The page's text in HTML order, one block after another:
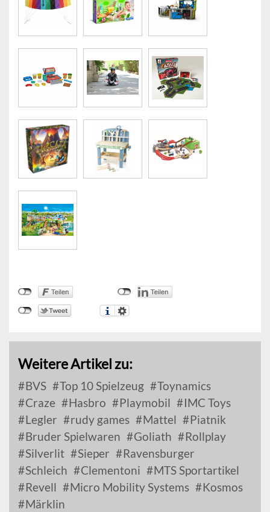
Weitere Artikel zu:
BVS Top 10 Spielzeug
Toynamics
Craze
Hasbro Playmobil
IMC Toys
Legler
rudy games Mattel
Piatnik
Bruder Spielwaren
Goliath
Rollplay
Silverlit
Sieper
Ravensburger
Schleich
Clementoni
MTS Sportartikel
Revell
Micro Mobility Systems
Kosmos
Märklin